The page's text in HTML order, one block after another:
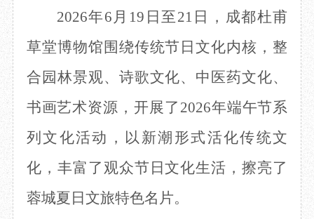
请
文创 杜甫草堂文创馆
数字文创
IP授权
草堂艺术中心
文创咨询
景点 正门
诗史堂
柴门
工部祠
少陵草堂碑亭
2026年6月19日至21日，成都杜甫
草堂博物馆围绕传统节日文化内核，整
合园林景观、诗歌文化、中医药文化、
书画艺术资源，开展了2026年端午节系
列文化活动，以新潮形式活化传统文
化，丰富了观众节日文化生活，擦亮了
蓉城夏日文旅特色名片。